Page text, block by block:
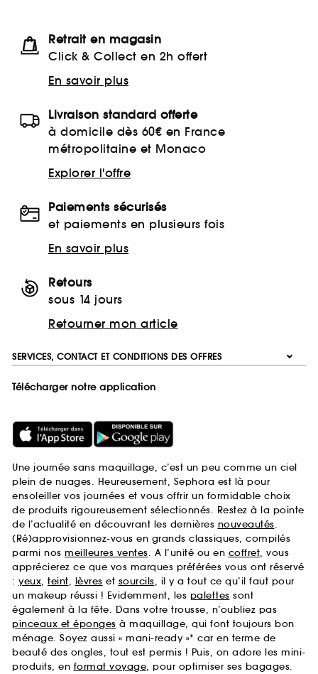
Retrait en magasin
Click & Collect en 2h offert
En savoir plus
Livraison standard offerte
à domicile dès 60€ en France
métropolitaine et Monaco
Explorer l'offre
Paiements sécurisés
et paiements en plusieurs fois
En savoir plus
Retours
sous 14 jours
Retourner mon article
SERVICES, CONTACT ET CONDITIONS DES OFFRES
Télécharger notre application
Une journée sans maquillage, c’est un peu comme un ciel
plein de nuages. Heureusement, Sephora est là pour
ensoleiller vos journées et vous offrir un formidable choix
de produits rigoureusement sélectionnés. Restez à la pointe
de l’actualité en découvrant les dernières nouveautés.
(Ré)approvisionnez-vous en grands classiques, compilés
parmi nos meilleures ventes. A l’unité ou en coffret, vous
apprécierez ce que vos marques préférées vous ont réservé
: yeux, teint, lèvres et sourcils, il y a tout ce qu’il faut pour
un makeup réussi ! Evidemment, les palettes sont
également à la fête. Dans votre trousse, n’oubliez pas
pinceaux et éponges à maquillage, qui font toujours bon
ménage. Soyez aussi « mani-ready »* car en terme de
beauté des ongles, tout est permis ! Puis, on adore les mini-
produits, en format voyage, pour optimiser ses bagages.